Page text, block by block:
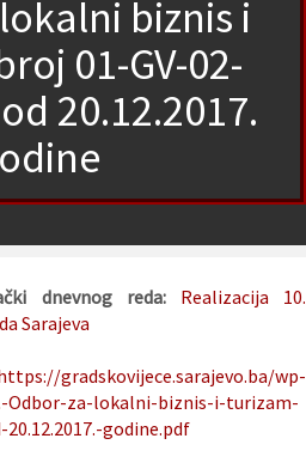
biznis i
01-GV-02-
20.12.2017.
dnevnog reda: Realizacija 10.
Sarajeva
gradskovijece.sarajevo.ba/wp-
Odbor-za-lokalni-biznis-i-turizam-
godine.pdf